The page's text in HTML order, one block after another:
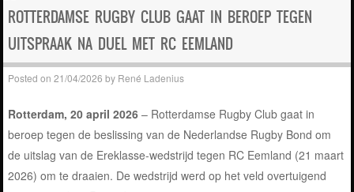
ROTTERDAMSE RUGBY CLUB GAAT IN BEROEP TEGEN
UITSPRAAK NA DUEL MET RC EEMLAND
Posted on21/04/2026 by René Ladenius
Rotterdam, 20 april 2026 – Rotterdamse Rugby Club gaat in
beroep tegen de beslissing van de Nederlandse Rugby Bond om
de uitslag van de Ereklasse-wedstrijd tegen RC Eemland (21 maart
2026) om te draaien. De wedstrijd werd op het veld overtuigend